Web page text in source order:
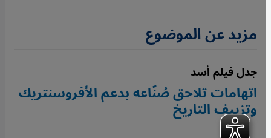
مزيد عن الموضوع
جدل فيلم أسد
اتهامات تلاحق صُنّاعه بدعم الأفروسنتريك
وتزييف التاريخ